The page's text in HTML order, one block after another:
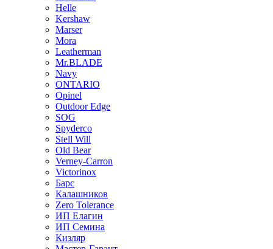
Helle
Kershaw
Marser
Mora
Leatherman
Mr.BLADE
Navy
ONTARIO
Opinel
Outdoor Edge
SOG
Spyderco
Stell Will
Old Bear
Verney-Carron
Victorinox
Барс
Калашников
Zero Tolerance
ИП Елагин
ИП Семина
Кизляр